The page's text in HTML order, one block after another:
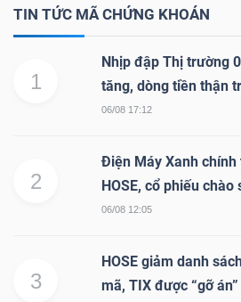
TIN TỨC MÃ CHỨNG KHOÁN
1
Nhịp đập Thị trường
tăng, dòng tiền thận
06/08 17:12
2
Điện Máy Xanh
HOSE, cổ phiếu
06/08 12:05
3
HOSE giảm danh
mã, TIX được “gỡ án”
Tất cả Người nội bộ Người
tức
Bài
(-)